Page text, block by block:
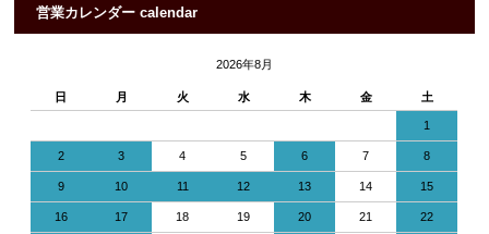
営業カレンダー calendar
2026年8月
日 月 火 水 木 金 土
1
2 3 4 5 6 7 8
9 10 11 12 13 14 15
16 17 18 19 20 21 22